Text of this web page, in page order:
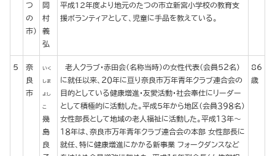
つ
の
市)
岡
村
義
弘
平成12年度より地元のたつの市立新宮小学校の教育支
援ボランティアとして、児童に手品を教えている。
5
奈
良
市
いく
しま
よし
こ
幾
島
良
老人クラブ・赤田会（名称当時）の女性代表（会員５２名）
に就任以来、２０年に亘り奈良市万年青年クラブ連合会の
目的としている健康増進・友愛活動・社会奉仕にリーダー
として積極的に活動した。平成５年から地区（会員３９８名）
女性部長として地域の老人福祉に活動した。平成１３年～
１８年は、奈良市万年青年クラブ連合会の本部 女性部長に
就任、特に健康増進にかかる新事業 フォークダンスなど
86
歳